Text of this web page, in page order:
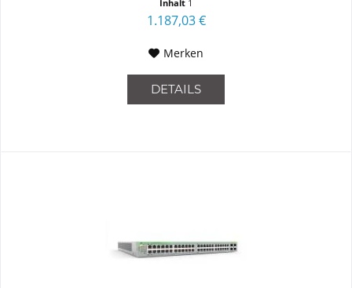
Inhalt 1
1.187,03 €
Merken
DETAILS